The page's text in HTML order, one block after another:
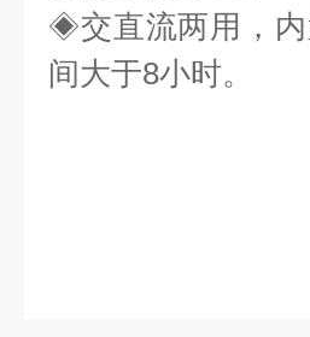
◈交直流两用，
间大于8小时。